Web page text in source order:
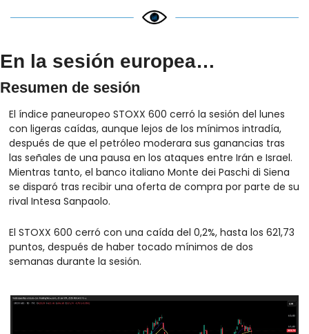
En la sesión europea…
Resumen de sesión
El índice paneuropeo STOXX 600 cerró la sesión del lunes
con ligeras caídas, aunque lejos de los mínimos intradía,
después de que el petróleo moderara sus ganancias tras
las señales de una pausa en los ataques entre Irán e Israel.
Mientras tanto, el banco italiano Monte dei Paschi di Siena
se disparó tras recibir una oferta de compra por parte de su
rival Intesa Sanpaolo.
El STOXX 600 cerró con una caída del 0,2%, hasta los 621,73
puntos, después de haber tocado mínimos de dos
semanas durante la sesión.